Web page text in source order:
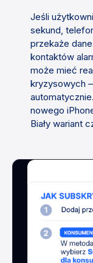
Jeśli
sekund,
przekaże
kontaktów
może mieć
kryzysowych
nowego
Biały wariant